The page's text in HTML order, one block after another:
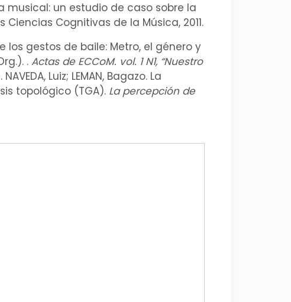
musical: un estudio de caso sobre la
Cognitivas de la Música, 2011.
los gestos de baile: Metro, el género y
.Actas de ECCoM. vol. 1 N1, “Nuestro
Luiz; LEMAN, Bagazo. La
topológico (TGA). La percepción de